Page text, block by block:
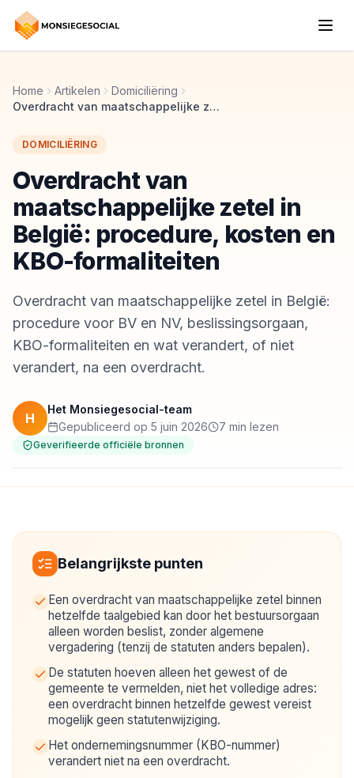
Home Artikelen
Domiciliëring
Overdracht van maatschappelijke zetel in België: procedure, kosten en KBO-formaliteiten
DOMICILIËRING
Overdracht van
maatschappelijke zetel in
België: procedure, kosten en
KBO-formaliteiten
Overdracht van maatschappelijke zetel in België:
procedure voor BV en NV, beslissingsorgaan,
KBO-formaliteiten en wat verandert, of niet
verandert, na een overdracht.
H
Het Monsiegesocial-team
Gepubliceerd op 5 juin 2026
7 min lezen
Geverifieerde officiële bronnen
Belangrijkste punten
Een overdracht van maatschappelijke zetel binnen
hetzelfde taalgebied kan door het bestuursorgaan
alleen worden beslist, zonder algemene
vergadering (tenzij de statuten anders bepalen).
De statuten hoeven alleen het gewest of de
gemeente te vermelden, niet het volledige adres:
een overdracht binnen hetzelfde gewest vereist
mogelijk geen statutenwijziging.
Het ondernemingsnummer (KBO-nummer)
verandert niet na een overdracht.